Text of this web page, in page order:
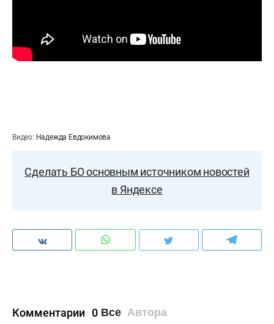
Видео: Надежда Евдокимова
Сделать БО основным источником новостей
в Яндексе
Комментарии 0 Все Автора